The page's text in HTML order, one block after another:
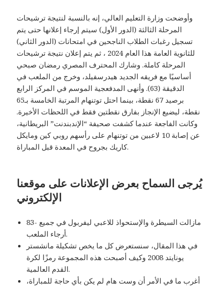
وأوضحت وزارة التعليم العالي، إنه بالنسبة لنتيجة ترشيحات
المرحلة الثالثة (الدور الأول) سيتم إرجاء إعلانها حتى يتم
تسجيل رغبات الطلاب الناجحين في امتحانات (الدور الثاني)
للثانوية العامة هذا العام 2024 ، ثم يتم إعلان نتيجة ترشيحات
المرحلة كاملة. وشارك المحترف المصري رمضان صبحي
أساسيًا مع فريقه الجديد هيدرسفيلد، وخرج من الملعب في
الدقيقة (63). وأنهى المدفعجية الموسم في المركز الرابع
برصيد 67 نقطة، بينما احتل توتنهام المرتبة الخامسة بـ65
نقطة، ليضيع الإنجاز بفارق نقطتين فقط في اللحظات الأخيرة.
وكانت الفاجعة عندما كشفت صحيفة “الإندبندنت” البريطانية،
عن إصابة 10 لاعبين من توتنهام على رأسهم روبي كين ومايكل
كاريك بجروح في المعدة قبل المباراة.
يُرجى السماح بعرض الإعلانات على موقعنا
الإلكتروني
83- مازالت السيطرة والإستحواذ للاعبي ليفربول في جميع
أرجاء الملعب.
في هذا المقال، سنستعرض كل ما يخص تشكيلة مانشستر
يونايتد 2008 وكيف أصبحت هذه المجموعة رمزًا لكرة
القدم العالمية.
أغرب ما في الأمر أن وست هام لم يكن بأي حاجة للمباراة،